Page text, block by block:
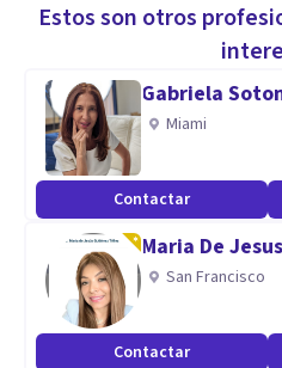
Estos son otros
Gabriela
Miami
Contactar
Maria De
San Francisco
Contactar